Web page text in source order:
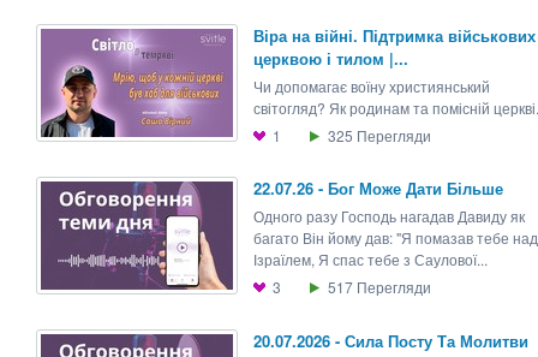
Віра на війні. Підтримка військових
церквою і тилом |...
Чи допомагає воїну християнський
світогляд? Як родинам та помісній
1
325 Перегляди
22.07.26 - Бог Може Дати Більше
Одного разу Господь нагадав Давиду як
багато Він йому дав: "Я помазав тебе над
Ізраїлем, Я спас тебе з Саулової...
3
517 Перегляди
20.07.2026 - Сила Посту Та Молитви